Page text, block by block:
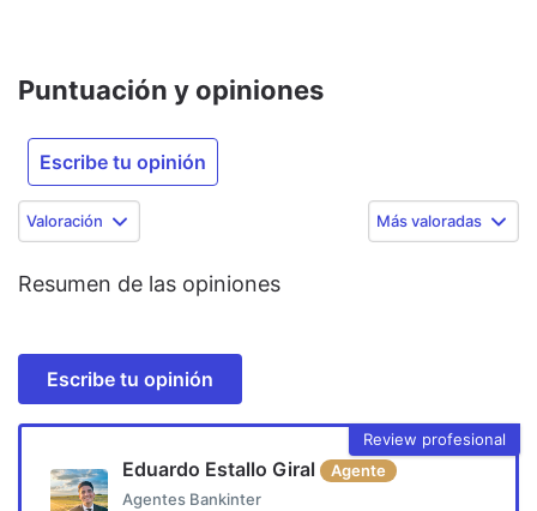
Puntuación y opiniones
Escribe tu opinión
Valoración Más valoradas
Resumen de las opiniones
Escribe tu opinión
Review profesional
Eduardo Estallo Giral
Agente
Agentes Bankinter